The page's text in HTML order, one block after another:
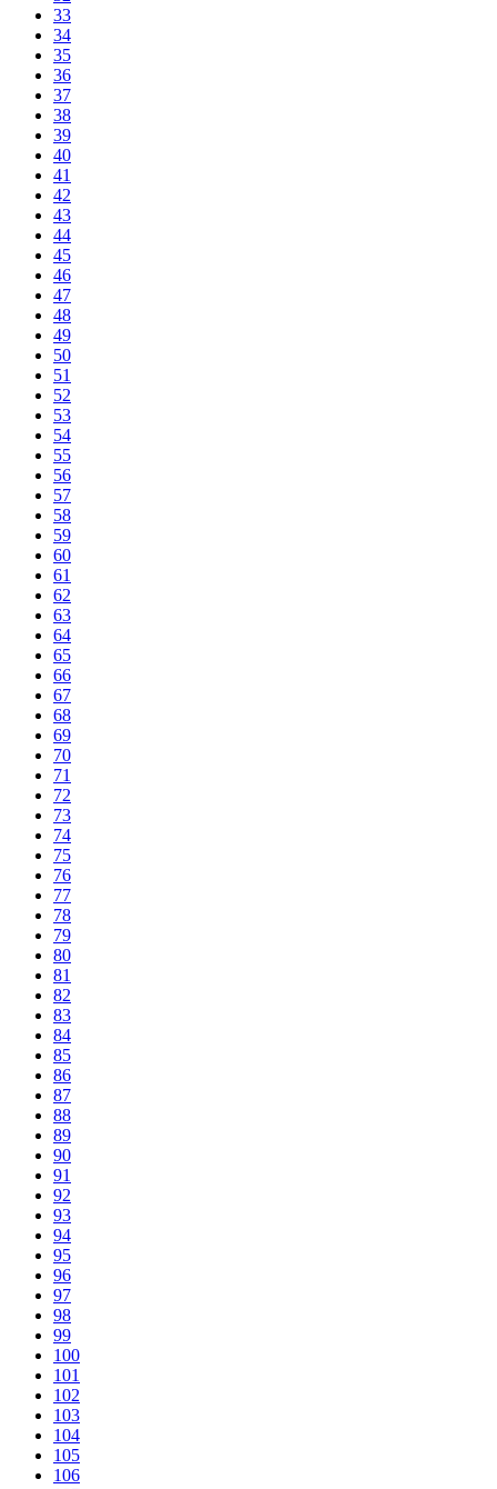
33
34
35
36
37
38
39
40
41
42
43
44
45
46
47
48
49
50
51
52
53
54
55
56
57
58
59
60
61
62
63
64
65
66
67
68
69
70
71
72
73
74
75
76
77
78
79
80
81
82
83
84
85
86
87
88
89
90
91
92
93
94
95
96
97
98
99
100
101
102
103
104
105
106